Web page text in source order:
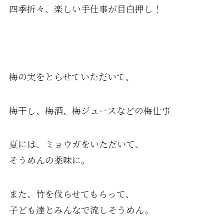
四季折々、楽しい手仕事が目白押し！
梅の実をとらせていただいて、
梅干し、梅酒、梅ジュースなどの梅仕事
夏には、ミョウガをいただいて、
そうめんの薬味に。
また、竹を伐らせてもらって、
子ども達とみんなで流しそうめん。